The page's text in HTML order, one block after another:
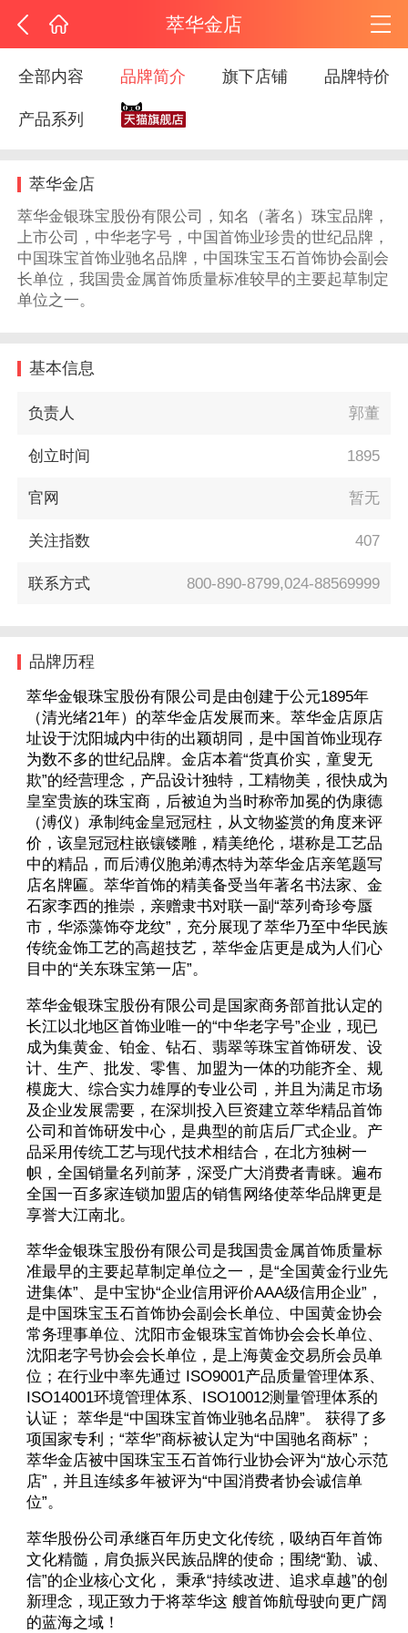
萃华金店
全部内容 品牌简介 旗下店铺 品牌特价
产品系列
萃华金店
萃华金银珠宝股份有限公司，知名（著名）珠宝品牌，
上市公司，中华老字号，中国首饰业珍贵的世纪品牌，
中国珠宝首饰业驰名品牌，中国珠宝玉石首饰协会副会
长单位，我国贵金属首饰质量标准较早的主要起草制定
单位之一。
基本信息
负责人 郭董
创立时间 1895
官网 暂无
关注指数 407
联系方式 800-890-8799,024-88569999
品牌历程
萃华金银珠宝股份有限公司是由创建于公元1895年
（清光绪21年）的萃华金店发展而来。萃华金店原店
址设于沈阳城内中街的出颖胡同，是中国首饰业现存
为数不多的世纪品牌。金店本着“货真价实，童叟无
欺”的经营理念，产品设计独特，工精物美，很快成为
皇室贵族的珠宝商，后被迫为当时称帝加冕的伪康德
（溥仪）承制纯金皇冠冠柱，从文物鉴赏的角度来评
价，该皇冠冠柱嵌镶镂雕，精美绝伦，堪称是工艺品
中的精品，而后溥仪胞弟溥杰特为萃华金店亲笔题写
店名牌匾。萃华首饰的精美备受当年著名书法家、金
石家李西的推崇，亲赠隶书对联一副“萃列奇珍夸蜃
市，华添藻饰夺龙纹”，充分展现了萃华乃至中华民族
传统金饰工艺的高超技艺，萃华金店更是成为人们心
目中的“关东珠宝第一店”。
萃华金银珠宝股份有限公司是国家商务部首批认定的
长江以北地区首饰业唯一的“中华老字号”企业，现已
成为集黄金、铂金、钻石、翡翠等珠宝首饰研发、设
计、生产、批发、零售、加盟为一体的功能齐全、规
模庞大、综合实力雄厚的专业公司，并且为满足市场
及企业发展需要，在深圳投入巨资建立萃华精品首饰
公司和首饰研发中心，是典型的前店后厂式企业。产
品采用传统工艺与现代技术相结合，在北方独树一
帜，全国销量名列前茅，深受广大消费者青睐。遍布
全国一百多家连锁加盟店的销售网络使萃华品牌更是
享誉大江南北。
萃华金银珠宝股份有限公司是我国贵金属首饰质量标
准最早的主要起草制定单位之一，是“全国黄金行业先
进集体”、是中宝协“企业信用评价AAA级信用企业”，
是中国珠宝玉石首饰协会副会长单位、中国黄金协会
常务理事单位、沈阳市金银珠宝首饰协会会长单位、
沈阳老字号协会会长单位，是上海黄金交易所会员单
位；在行业中率先通过 ISO9001产品质量管理体系、
ISO14001环境管理体系、ISO10012测量管理体系的
认证； 萃华是“中国珠宝首饰业驰名品牌”。 获得了多
项国家专利；“萃华”商标被认定为“中国驰名商标”；
萃华金店被中国珠宝玉石首饰行业协会评为“放心示范
店”，并且连续多年被评为“中国消费者协会诚信单
位”。
萃华股份公司承继百年历史文化传统，吸纳百年首饰
文化精髓，肩负振兴民族品牌的使命；围绕“勤、诚、
信”的企业核心文化， 秉承“持续改进、追求卓越”的创
新理念，现正致力于将萃华这 艘首饰航母驶向更广阔
的蓝海之域！